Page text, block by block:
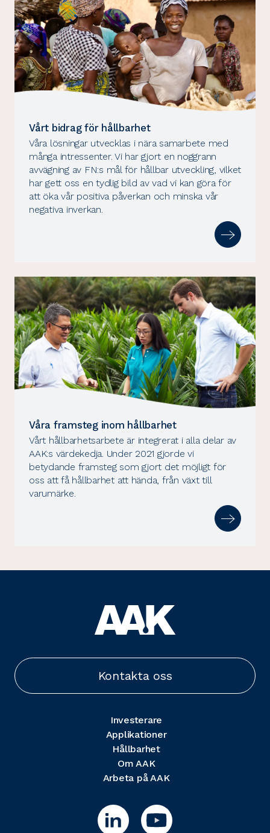
Vårt bidrag för hållbarhet
Våra lösningar utvecklas i nära samarbete med
många intressenter. Vi har gjort en noggrann
avvägning av FN:s mål för hållbar utveckling, vilket
har gett oss en tydlig bild av vad vi kan göra för
att öka vår positiva påverkan och minska vår
negativa inverkan.
Våra framsteg inom hållbarhet
Vårt hållbarhetsarbete är integrerat i alla delar av
AAK:s värdekedja. Under 2021 gjorde vi
betydande framsteg som gjort det möjligt för
oss att få hållbarhet att hända, från växt till
varumärke.
Kontakta oss
Investerare
Applikationer
Hållbarhet
Om AAK
Arbeta på AAK